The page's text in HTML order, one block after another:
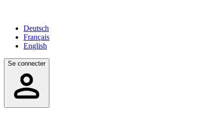
Deutsch
Français
English
Se connecter